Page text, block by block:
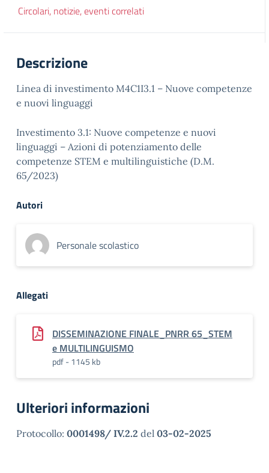
Circolari, notizie, eventi correlati
Descrizione
Linea di investimento M4C1I3.1 – Nuove competenze
e nuovi linguaggi
Investimento 3.1: Nuove competenze e nuovi
linguaggi – Azioni di potenziamento delle
competenze STEM e multilinguistiche (D.M.
65/2023)
Autori
Personale scolastico
Allegati
DISSEMINAZIONE FINALE_PNRR 65_STEM
e MULTILINGUISMO
pdf - 1145 kb
Ulteriori informazioni
Protocollo: 0001498/ IV.2.2 del 03-02-2025